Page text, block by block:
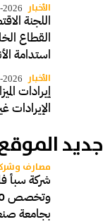
الأخبار 2026
اللجنة
القطاع
استدامة
الأخبار 2026
إيرادات
الإيرادات
جديد
مصارف
شركة سبأ
بجامعة